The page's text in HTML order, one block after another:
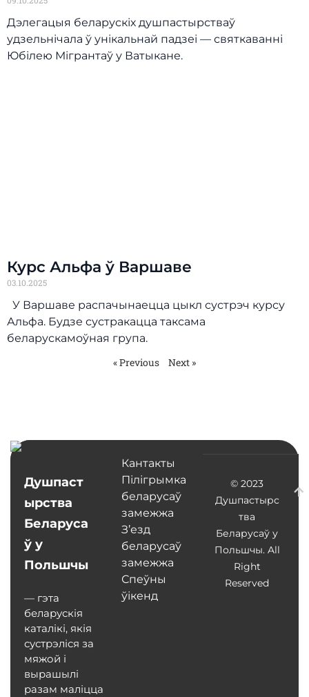
Дэлегацыя беларускіх душпастырстваў
удзельнічала ў унікальнай падзеі — святкаванні
Юбілею Мігрантаў у Ватыкане.
Курс Альфа ў Варшаве
03.10.2025
У Варшаве распачынаецца цыкл сустрэч курсу
Альфа. Будзе сустракацца таксама
беларускамоўная група.
« Previous
Next »
Душпаст
ырства
Беларуса
ў у
Польшчы
— гэта
беларускія
каталікі, якія
сустрэліся за
мяжой і
вырашылі
разам маліцца
Кантакты
Пілігрымка
беларусаў
замежжа
З’езд
беларусаў
замежжа
Спеўны
ўікенд
© 2023
Душпастырс
тва
Беларусаў у
Польшчы. All
Right
Reserved